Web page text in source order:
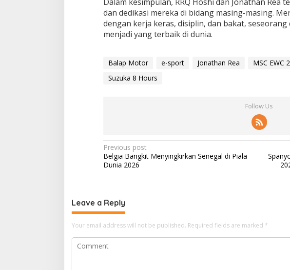
dan dedikasi mereka di bidang masing-masing.
dengan kerja keras, disiplin, dan bakat,
menjadi yang terbaik di dunia.
Balap Motor e-sport Jonathan Rea MSC EWC
Suzuka 8 Hours
Follow Us
P
o
n
a
v
i
Previous post
Belgia Bangkit Menyingkirkan Senegal di Piala
Dunia 2026
Leave a Reply
Your email address will not be published. Required fields are marked *